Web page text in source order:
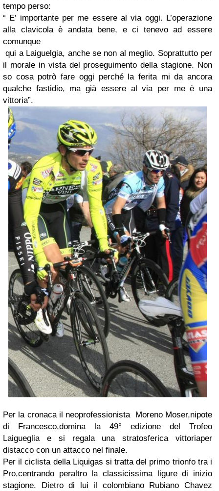
tempo perso:
“ E’ importante per me essere al via oggi. L’operazione
alla clavicola è andata bene, e ci tenevo ad essere
comunque
qui a Laiguelgia, anche se non al meglio. Soprattutto per
il morale in vista del proseguimento della stagione. Non
so cosa potrò fare oggi perché la ferita mi da ancora
qualche fastidio, ma già essere al via per me è una
vittoria”.
Per la cronaca il neoprofessionista Moreno Moser,nipote
di
Francesco,domina la 49° edizione del Trofeo
Laiguegliae si regala una stratosferica vittoriaper
distacco con un attacco nel finale.
Per il ciclista della Liquigas si tratta del primo trionfo tra i
Pro,centrando peraltro la classicissima ligure di inizio
stagione. Dietro di lui il colombiano
Rubiano Chavez